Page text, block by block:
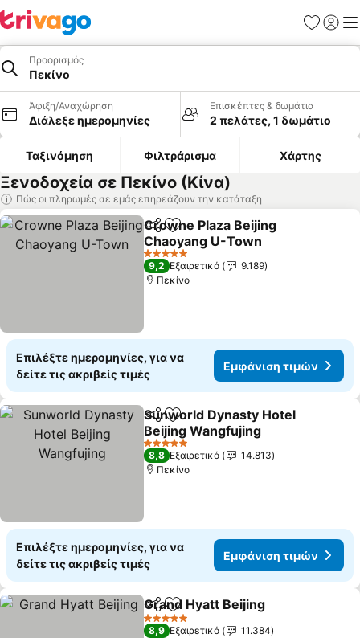
Προορισμός
Πεκίνο
Άφιξη/Αναχώρηση
Διάλεξε ημερομηνίες
Επισκέπτες & δωμάτια
2 πελάτες, 1 δωμάτιο
Ταξινόμηση Φιλτράρισμα Χάρτης
Ξενοδοχεία σε Πεκίνο (Κίνα)
Πώς οι πληρωμές σε εμάς επηρεάζουν την κατάταξη
Κοινοποίηση
Προσθήκη στα αγαπημένα
Crowne Plaza Beijing
Chaoyang U-Town
5 Αστέρια
9,2 Εξαιρετικό
9.189
Πεκίνο
Επιλέξτε ημερομηνίες, για να
δείτε τις ακριβείς τιμές
Εμφάνιση τιμών
Κοινοποίηση
Προσθήκη στα αγαπημένα
Sunworld Dynasty Hotel
Beijing Wangfujing
5 Αστέρια
8,8 Εξαιρετικό
14.813
Πεκίνο
Επιλέξτε ημερομηνίες, για να
δείτε τις ακριβείς τιμές
Εμφάνιση τιμών
Κοινοποίηση
Προσθήκη στα αγαπημένα
Grand Hyatt Beijing
5 Αστέρια
8,9 Εξαιρετικό
11.384